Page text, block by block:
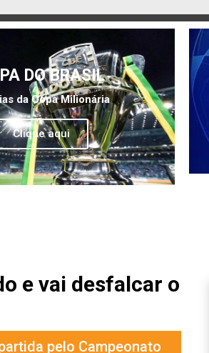
DO BRASIL
da Copa Milionária
Clique aqui
e vai desfalcar o
pelo Campeonato